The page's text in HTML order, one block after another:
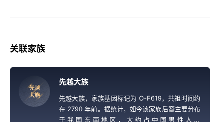
关联家族
先越
大族
先越大族
先越大族，家族基因标记为 O-F619，共祖时间约
在 2790 年前。据统计，如今该家族后裔主要分布
于我国东南地区，大约占中国男性人口